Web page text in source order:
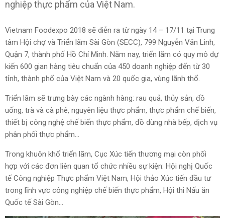
nghiệp thực phẩm của Việt Nam.
Vietnam Foodexpo 2018 sẽ diễn ra từ ngày 14 – 17/11 tại Trung
tâm Hội chợ và Triển lãm Sài Gòn (SECC), 799 Nguyễn Văn Linh,
Quận 7, thành phố Hồ Chí Minh. Năm nay, triển lãm có quy mô dự
kiến 600 gian hàng tiêu chuẩn của 450 doanh nghiệp đến từ 30
tỉnh, thành phố của Việt Nam và 20 quốc gia, vùng lãnh thổ.
Triển lãm sẽ trưng bày các ngành hàng: rau quả, thủy sản, đồ
uống, trà và cà phê, nguyên liệu thực phẩm, thực phẩm chế biến,
thiết bị công nghệ chế biến thực phẩm, đồ dùng nhà bếp, dịch vụ
phân phối thực phẩm…
Trong khuôn khổ triển lãm, Cục Xúc tiến thương mại còn phối
hợp với các đơn liên quan tổ chức nhiều sự kiện: Hội nghị Quốc
tế Công nghiệp Thực phẩm Việt Nam, Hội thảo Xúc tiến đầu tư
trong lĩnh vực công nghiệp chế biến thực phẩm, Hội thi Nấu ăn
Quốc tế Sài Gòn…